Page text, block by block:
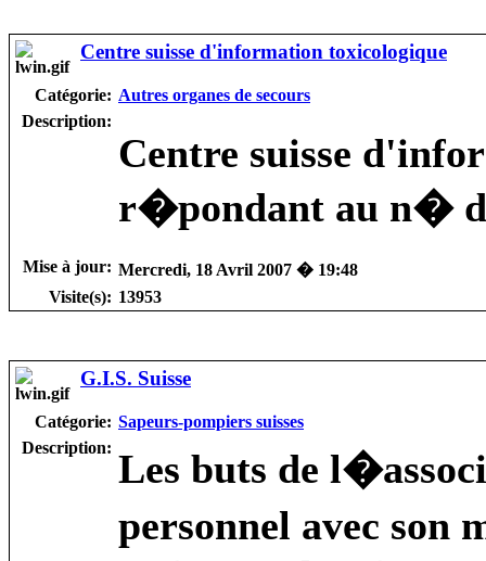
Centre suisse d'information toxicologique
Catégorie: Autres organes de secours
Description:
Centre suisse
r�pondant au n�
Mise à jour: Mercredi, 18 Avril 2007 � 19:48
Visite(s): 13953
G.I.S. Suisse
Catégorie: Sapeurs-pompiers suisses
Description: Les buts de
personnel avec